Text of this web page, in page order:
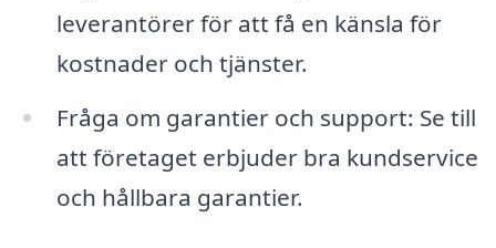
leverantörer för att få en känsla för
kostnader och tjänster.
Fråga om garantier och support: Se till
att företaget erbjuder bra kundservice
och hållbara garantier.